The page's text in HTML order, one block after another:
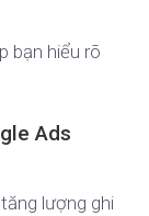
bạn hiểu rõ
Ads
lượng ghi